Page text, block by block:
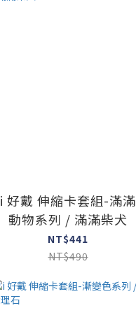
i 好戴 伸縮卡套組-滿滿
動物系列 / 滿滿柴犬
NT$441
NT$490